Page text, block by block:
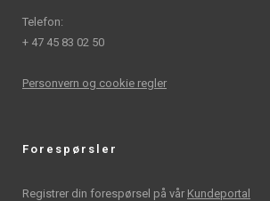
Telefon:
+ 47 45 83 02 50
Personvern og cookie regler
Forespørsler
Registrer din forespørsel på vår Kundeportal